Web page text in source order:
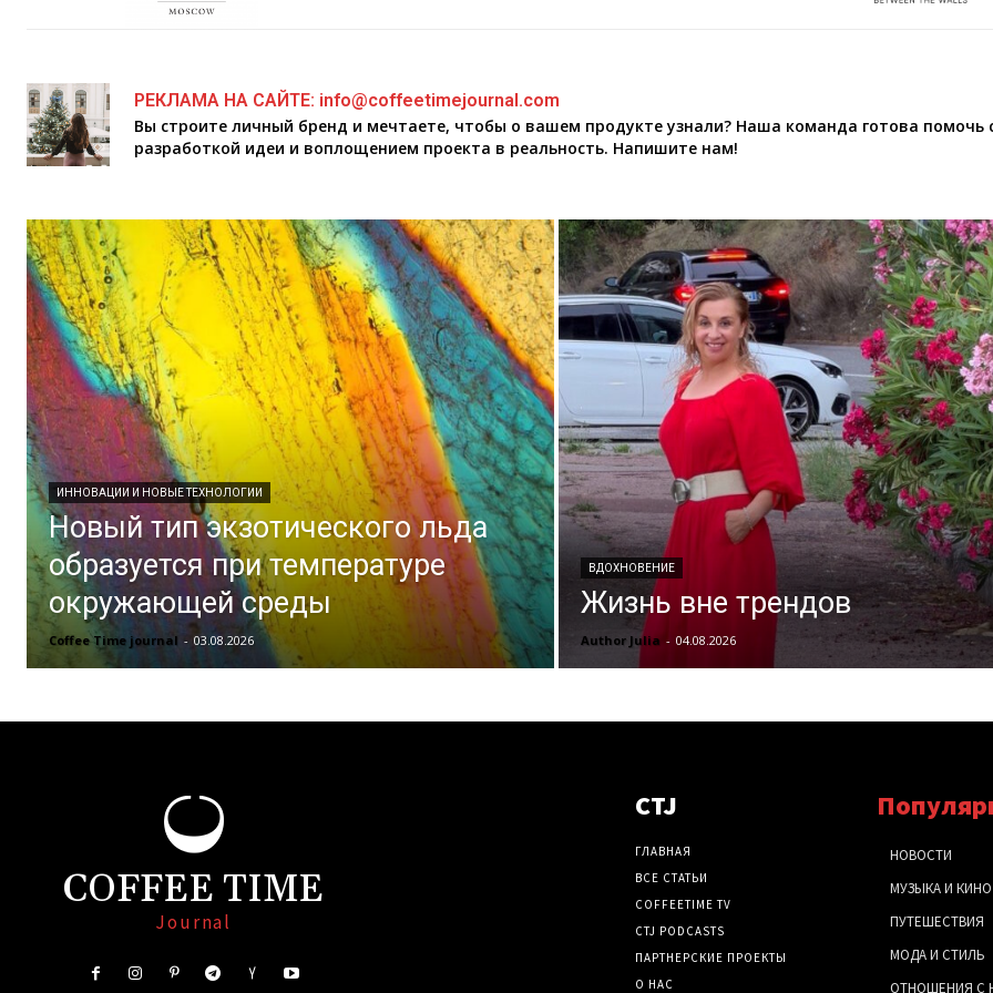
РЕКЛАМА НА САЙТЕ: info@coffeetimejournal.com
Вы строите личный бренд и мечтаете, чтобы о вашем продукте узнали? Наша команда готова помочь
разработкой идеи и воплощением проекта в реальность. Напишите нам!
ИННОВАЦИИ И НОВЫЕ ТЕХНОЛОГИИ
Новый тип экзотического льда
образуется при температуре
окружающей среды
Coffee Time journal - 03.08.2026
ВДОХНОВЕНИЕ
Жизнь вне трендов
Author Julia - 04.08.2026
COFFEE TIME
Journal
CTJ
ГЛАВНАЯ
ВСЕ СТАТЬИ
COFFEETIME TV
CTJ PODCASTS
ПАРТНЕРСКИЕ ПРОЕКТЫ
О НАС
НОВОСТИ
МУЗЫКА И КИНО
ПУТЕШЕСТВИЯ
МОДА И СТИЛЬ
ОТНОШЕНИЯ С